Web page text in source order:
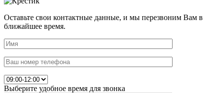
Оставьте свои контактные данные, и мы перезвоним Вам в
ближайшее время.
Выберите удобное время для звонка